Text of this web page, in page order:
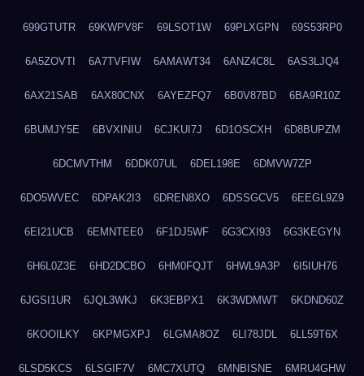
699GTUTR 69KWPV8F 69LSOT1W 69PLXGPN 69S53RP0
6A5ZOVTI 6A7TVFIW 6AMAWT34 6ANZ4C8L 6AS3LJQ4
6AX21SAB 6AX80CNX 6AYEZFQ7 6B0V87BD 6BA9R10Z
6BUMJY5E 6BVXINIU 6CJKUI7J 6D1OSCXH 6D8BUPZM
6DCMVTHM 6DDK07UL 6DEL198E 6DMVW7ZP
6DO5WVEC 6DPAK2I3 6DREN8XO 6DSSGCV5 6EEGL9Z9
6EI21UCB 6EMNTEE0 6F1DJ5WF 6G3CXI93 6G3KEGYN
6H6L0Z3E 6HD2DCBO 6HM0FQJT 6HWL9A3P 6I5IUH76
6JGSI1UR 6JQL3WKJ 6K3EBPX1 6K3WDMWT 6KDND60Z
6KOOILKY 6KPMGXPJ 6LGMA8OZ 6LI78JDL 6LL59T6X
6LSD5KCS 6LSGIF7V 6MC7XUTQ 6MNBISNE 6MRU4GHW